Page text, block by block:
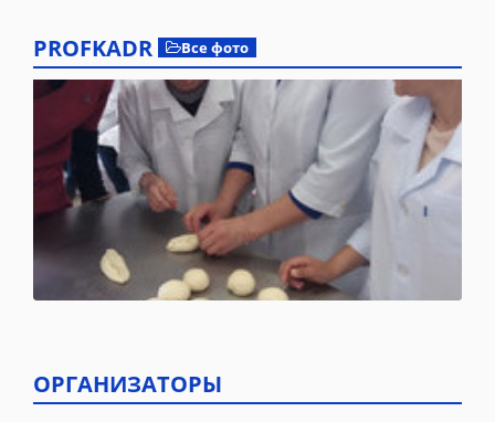
PROFKADR Все фото
ОРГАНИЗАТОРЫ